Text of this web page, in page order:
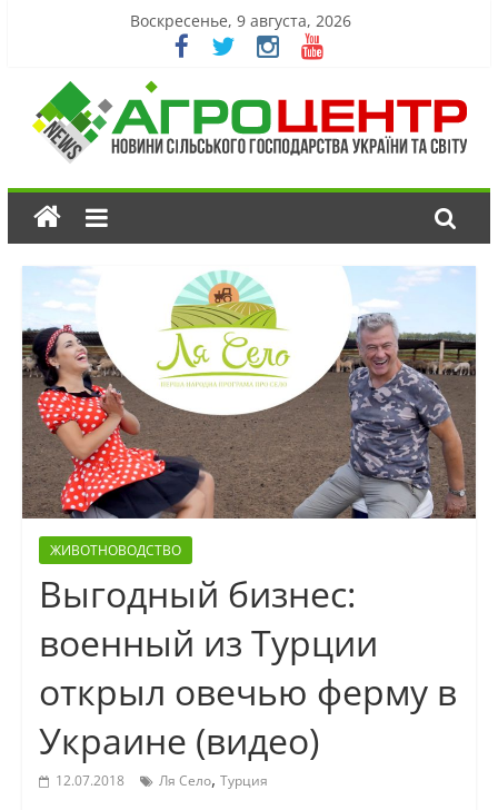
Воскресенье, 9 августа, 2026
ЖИВОТНОВОДСТВО
Выгодный бизнес:
военный из Турции
открыл овечью ферму в
Украине (видео)
12.07.2018 Ля Село, Турция